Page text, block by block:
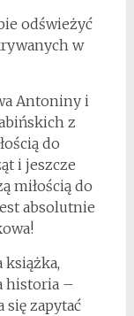
odświeżyć
w
Antoniny i
z
do
i jeszcze
miłością do
absolutnie
książka,
historia –
się zapytać